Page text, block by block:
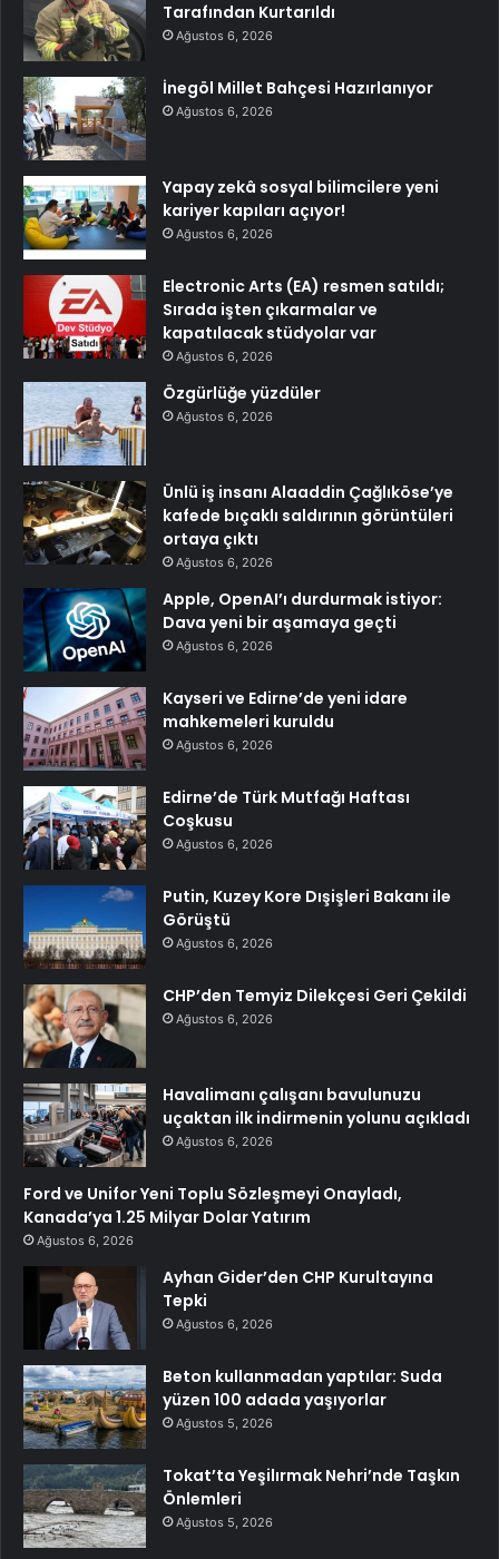
Tarafından Kurtarıldı
Ağustos 6, 2026
İnegöl Millet Bahçesi Hazırlanıyor
Ağustos 6, 2026
Yapay zekâ sosyal bilimcilere yeni
kariyer kapıları açıyor!
Ağustos 6, 2026
Electronic Arts (EA) resmen satıldı;
Sırada işten çıkarmalar ve
kapatılacak stüdyolar var
Ağustos 6, 2026
Özgürlüğe yüzdüler
Ağustos 6, 2026
Ünlü iş insanı Alaaddin Çağlıköse’ye
kafede bıçaklı saldırının görüntüleri
ortaya çıktı
Ağustos 6, 2026
Apple, OpenAI’ı durdurmak istiyor:
Dava yeni bir aşamaya geçti
Ağustos 6, 2026
Kayseri ve Edirne’de yeni idare
mahkemeleri kuruldu
Ağustos 6, 2026
Edirne’de Türk Mutfağı Haftası
Coşkusu
Ağustos 6, 2026
Putin, Kuzey Kore Dışişleri Bakanı ile
Görüştü
Ağustos 6, 2026
CHP’den Temyiz Dilekçesi Geri Çekildi
Ağustos 6, 2026
Havalimanı çalışanı bavulunuzu
uçaktan ilk indirmenin yolunu açıkladı
Ağustos 6, 2026
Ford ve Unifor Yeni Toplu Sözleşmeyi Onayladı,
Kanada’ya 1.25 Milyar Dolar Yatırım
Ağustos 6, 2026
Ayhan Gider’den CHP Kurultayına
Tepki
Ağustos 6, 2026
Beton kullanmadan yaptılar: Suda
yüzen 100 adada yaşıyorlar
Ağustos 5, 2026
Tokat’ta Yeşilırmak Nehri’nde Taşkın
Önlemleri
Ağustos 5, 2026